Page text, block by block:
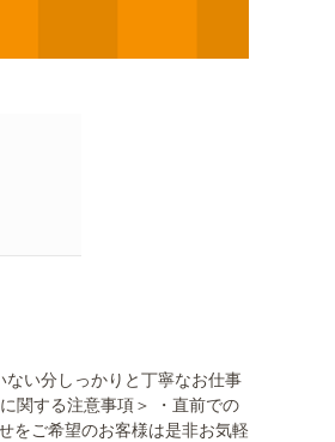
い分しっかりと丁寧なお仕事
関する注意事項＞ ・直前での
をご希望のお客様は是非お気軽